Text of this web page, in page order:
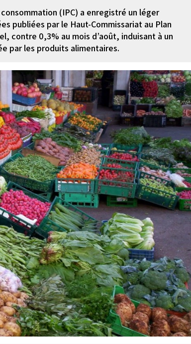
(IPC) a enregistré un léger
publiées par le Haut-Commissariat au Plan
contre 0,3% au mois d’août, induisant à un
par les produits alimentaires.